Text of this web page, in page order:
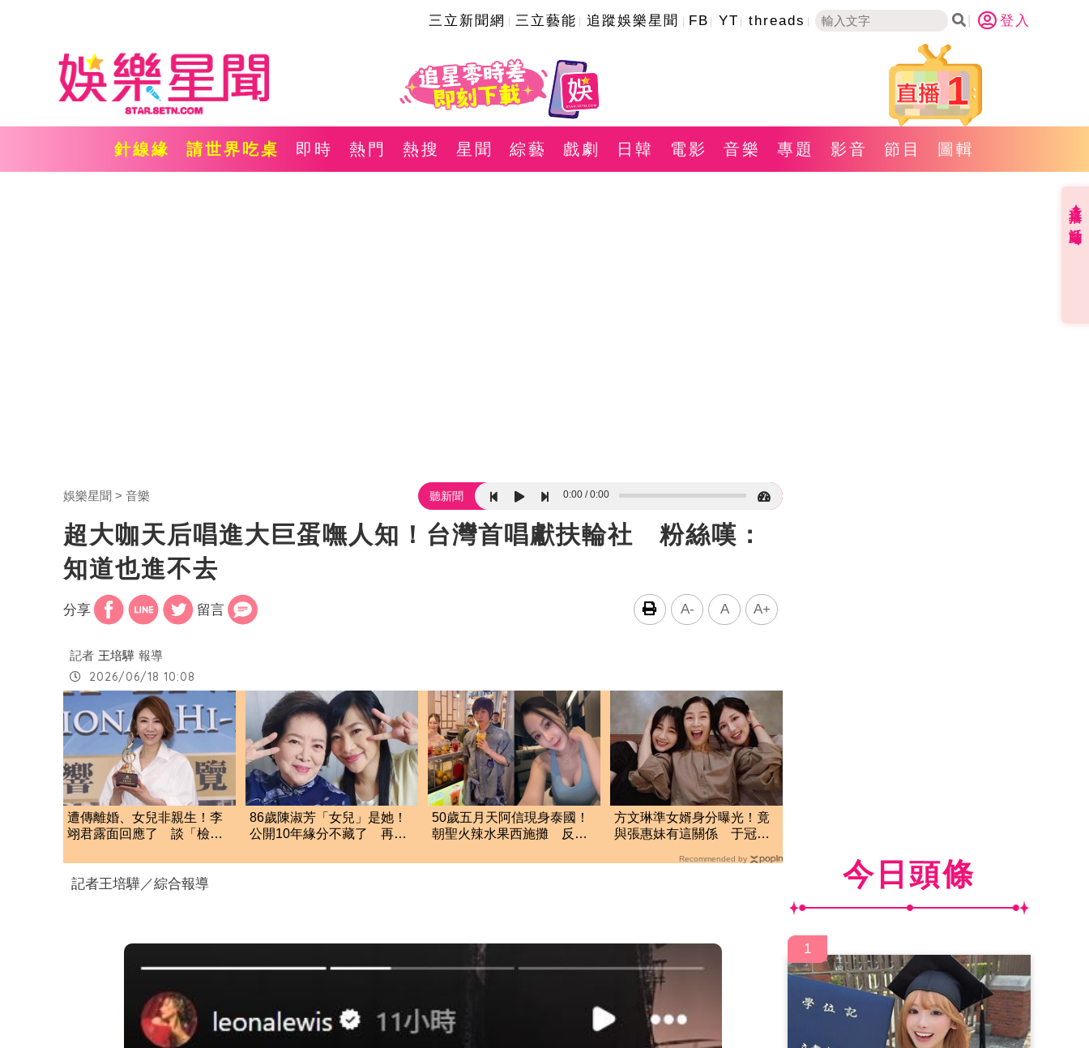
三立新聞網 三立藝能 追蹤娛樂星聞 FB YT threads 登入
1
針線緣 請世界吃桌 即時 熱門 熱搜 星聞 綜藝 戲劇 日韓 電影 音樂 專題 影音 節目 圖輯
娛樂星聞 音樂 聽新聞 0:00 0:00
超大咖天后唱進大巨蛋嘸人知！台灣首唱獻扶輪社 粉絲嘆：
知道也進不去
分享 留言 A- A A+
記者 王培驊 報導
2026/06/18 10:08
遭傳離婚、女兒非親生！李
翊君露面回應了 談「檢場
86歲陳淑芳「女兒」是她！
公開10年緣分不藏了 再爆
50歲五月天阿信現身泰國！
朝聖火辣水果西施攤 反應
方文琳準女婿身分曝光！竟
與張惠妹有這關係 于冠華
Recommended by
記者王培驊／綜合報導 今日頭條
1
直播✦活動